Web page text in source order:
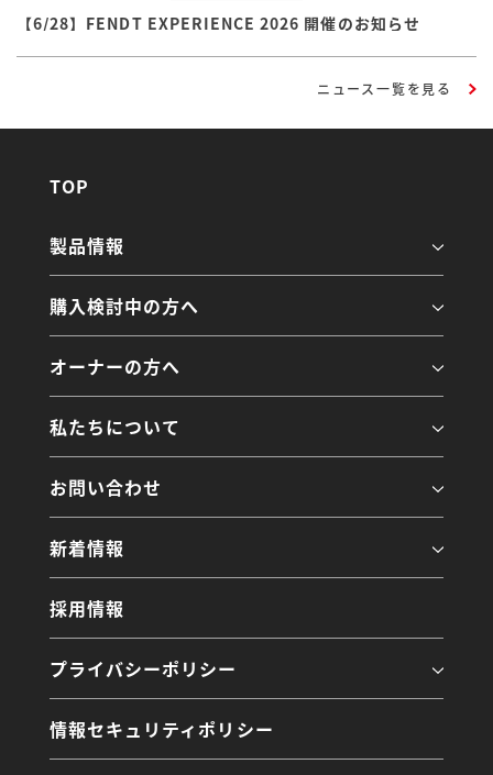
【6/28】FENDT EXPERIENCE 2026 開催のお知らせ
ニュース一覧を見る
TOP
製品情報
購入検討中の方へ
オーナーの方へ
私たちについて
お問い合わせ
新着情報
採用情報
プライバシーポリシー
情報セキュリティポリシー